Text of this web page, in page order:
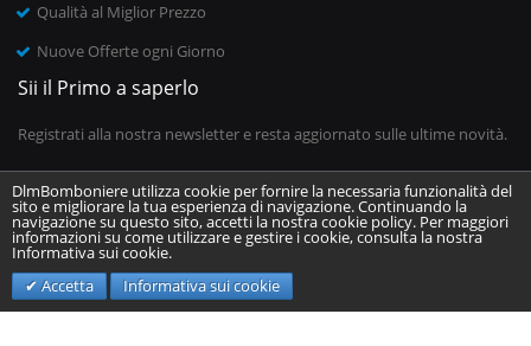
Qualità al Miglior Prezzo
Nuove Offerte ogni Giorno
Sii il Primo a saperlo
Registrati alla nostra newsletter e resta aggiornato sulle ultime novità.
Inserisci il tuo indirizzo email
DlmBomboniere utilizza cookie per fornire la necessaria funzionalità del
sito e migliorare la tua esperienza di navigazione. Continuando la
navigazione su questo sito, accetti la nostra cookie policy. Per maggiori
informazioni su come utilizzare e gestire i cookie, consulta la nostra
Informativa sui cookie.
Accetta
Informativa sui cookie